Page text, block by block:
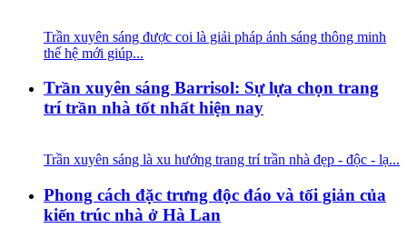
Trần xuyên sáng được coi là giải pháp ánh sáng thông minh
thế hệ mới giúp...
Trần xuyên sáng Barrisol: Sự lựa chọn trang
trí trần nhà tốt nhất hiện nay
Trần xuyên sáng là xu hướng trang trí trần nhà đẹp - độc - lạ...
Phong cách đặc trưng độc đáo và tối giản của
kiến trúc nhà ở Hà Lan